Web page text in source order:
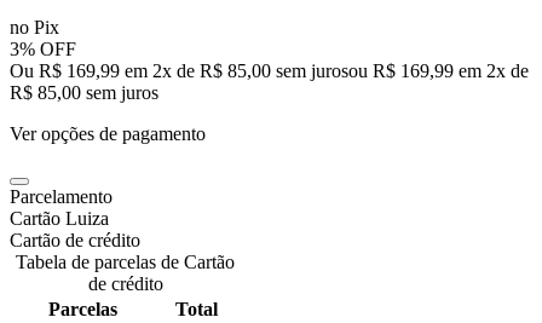
no Pix
3% OFF
Ou R$ 169,99 em 2x de R$ 85,00 sem jurosou R$ 169,99 em 2x de
R$ 85,00 sem juros
Ver opções de pagamento
Parcelamento
Cartão Luiza
Cartão de crédito
Tabela de parcelas de Cartão
de crédito
Parcelas
Total